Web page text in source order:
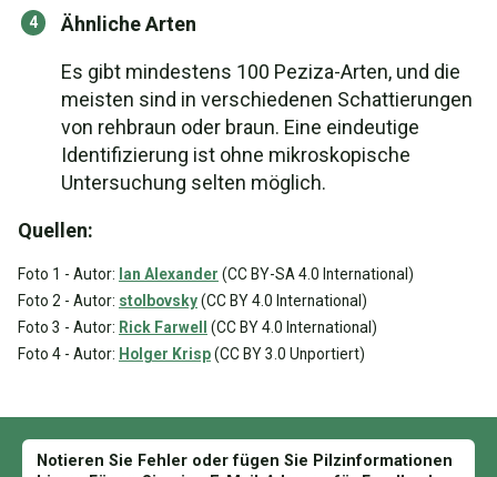
Ähnliche Arten
Es gibt mindestens 100 Peziza-Arten, und die
meisten sind in verschiedenen Schattierungen
von rehbraun oder braun. Eine eindeutige
Identifizierung ist ohne mikroskopische
Untersuchung selten möglich.
Quellen:
Foto 1 - Autor: Ian Alexander (CC BY-SA 4.0 International)
Foto 2 - Autor: stolbovsky(CC BY 4.0 International)
Foto 3 - Autor: Rick Farwell
(CC BY 4.0 International)
Foto 4 - Autor: Holger Krisp(CC BY 3.0 Unportiert)